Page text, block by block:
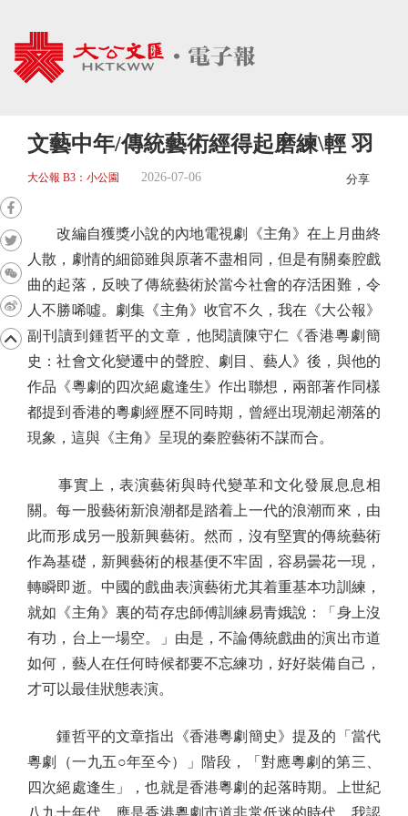
文藝中年/傳統藝術經得起磨練\輕 羽
大公報 B3：小公園 2026-07-06 分享
改編自獲獎小說的內地電視劇《主角》在上月曲終
人散，劇情的細節雖與原著不盡相同，但是有關秦腔戲
曲的起落，反映了傳統藝術於當今社會的存活困難，令
人不勝唏噓。劇集《主角》收官不久，我在《大公報》
副刊讀到鍾哲平的文章，他閱讀陳守仁《香港粵劇簡
史：社會文化變遷中的聲腔、劇目、藝人》後，與他的
作品《粵劇的四次絕處逢生》作出聯想，兩部著作同樣
都提到香港的粵劇經歷不同時期，曾經出現潮起潮落的
現象，這與《主角》呈現的秦腔藝術不謀而合。
事實上，表演藝術與時代變革和文化發展息息相
關。每一股藝術新浪潮都是踏着上一代的浪潮而來，由
此而形成另一股新興藝術。然而，沒有堅實的傳統藝術
作為基礎，新興藝術的根基便不牢固，容易曇花一現，
轉瞬即逝。中國的戲曲表演藝術尤其着重基本功訓練，
就如《主角》裏的苟存忠師傅訓練易青娥說：「身上沒
有功，台上一場空。」由是，不論傳統戲曲的演出市道
如何，藝人在任何時候都要不忘練功，好好裝備自己，
才可以最佳狀態表演。
鍾哲平的文章指出《香港粵劇簡史》提及的「當代
粵劇（一九五○年至今）」階段，「對應粵劇的第三、
四次絕處逢生」，也就是香港粵劇的起落時期。上世紀